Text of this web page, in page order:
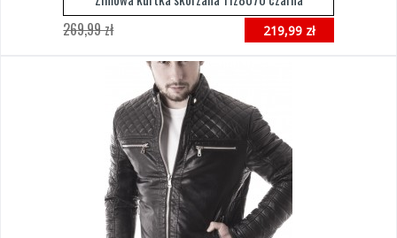
219,99 zł
269,99 zł